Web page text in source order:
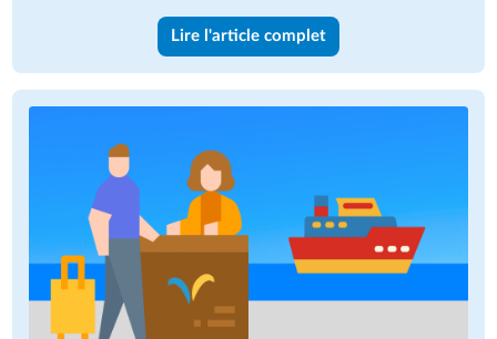
Lire l'article complet